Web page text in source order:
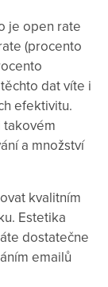
je open rate
(procento
dat víte i
efektivitu.
takovém
a množství
kvalitním
Estetika
dostatečne
emailů